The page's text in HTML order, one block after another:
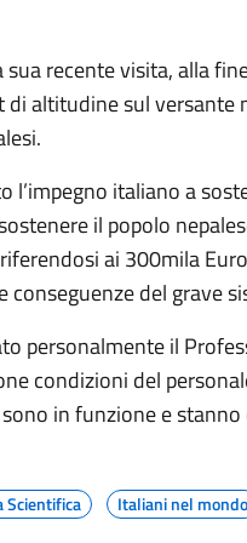
recente visita, alla
altitudine sul versante
l’impegno italiano a
il popolo
ai 300mila
del grave
personalmente il
condizioni del
in funzione e stanno
Scientifica Italiani nel mondo